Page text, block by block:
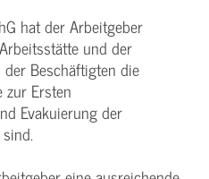
hat der Arbeitgeber
und der
Beschäftigten die
zur Ersten
Evakuierung der